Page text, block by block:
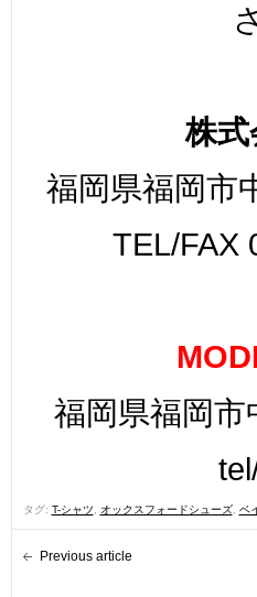
株
福岡県福岡市
TEL/
福岡県福岡
タグ: T-シャツ オックスフォードシューズ, ベ
Previous article